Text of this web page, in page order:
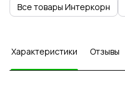
Все товары Интеркорн
Характеристики Отзывы